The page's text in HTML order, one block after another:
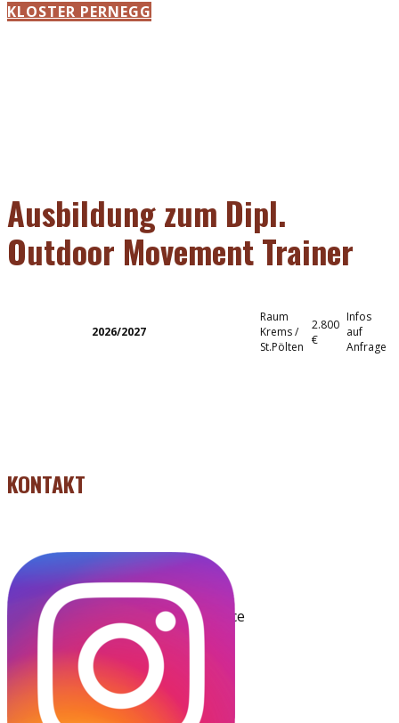
KLOSTER PERNEGG
Ausbildung zum Dipl.
Outdoor Movement Trainer
2026/2027
Raum
Krems /
St.Pölten
2.800
€
Infos
auf
Anfrage
KONTAKT
https://t.me/flowculture_dance